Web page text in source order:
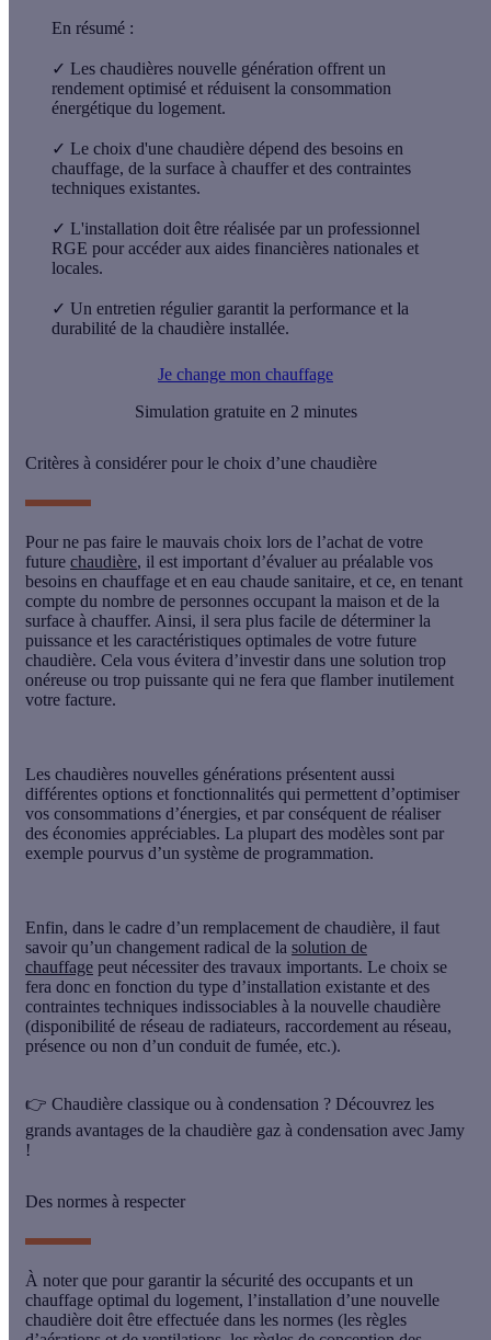
En résumé :
✓ Les chaudières nouvelle génération offrent un
rendement optimisé et réduisent la consommation
énergétique du logement.
✓ Le choix d'une chaudière dépend des besoins en
chauffage, de la surface à chauffer et des contraintes
techniques existantes.
✓ L'installation doit être réalisée par un professionnel
RGE pour accéder aux aides financières nationales et
locales.
✓ Un entretien régulier garantit la performance et la
durabilité de la chaudière installée.
Je change mon chauffage
Simulation gratuite en 2 minutes
Critères à considérer pour le choix d’une chaudière
Pour ne pas faire le mauvais choix lors de l’achat de votre
future chaudière, il est important d’évaluer au préalable vos
besoins en chauffage et en eau chaude sanitaire, et ce, en tenant
compte du nombre de personnes occupant la maison et de la
surface à chauffer. Ainsi, il sera plus facile de déterminer la
puissance et les caractéristiques optimales de votre future
chaudière. Cela vous évitera d’investir dans une solution trop
onéreuse ou trop puissante qui ne fera que flamber inutilement
votre facture.
Les chaudières nouvelles générations présentent aussi
différentes options et fonctionnalités qui permettent d’optimiser
vos consommations d’énergies, et par conséquent de réaliser
des économies appréciables. La plupart des modèles sont par
exemple pourvus d’un système de programmation.
Enfin, dans le cadre d’un remplacement de chaudière, il faut
savoir qu’un changement radical de la solution de
chauffage peut nécessiter des travaux importants. Le choix se
fera donc en fonction du type d’installation existante et des
contraintes techniques indissociables à la nouvelle chaudière
(disponibilité de réseau de radiateurs, raccordement au réseau,
présence ou non d’un conduit de fumée, etc.).
👉 Chaudière classique ou à condensation ? Découvrez les
grands avantages de la chaudière gaz à condensation avec Jamy
!
Des normes à respecter
À noter que pour garantir la sécurité des occupants et un
chauffage optimal du logement, l’installation d’une nouvelle
chaudière doit être effectuée dans les normes (les règles